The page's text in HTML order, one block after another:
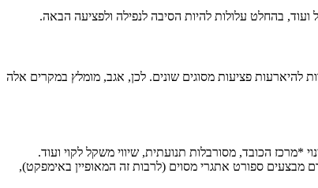
ועוד, בהחלט עלולות להיות הסיבה לנפילה ולפציעה הבאה.
להיארעות פציעות מסוגים שונים. לכן, אגב, מומלץ במקרים אלה
*מרכז הכובד, מסורבלות תנועתית, שיווי משקל לקוי ועוד.
מבצעים ספורט אתגרי מסוים (לרבות זה המאופיין באימפקט),